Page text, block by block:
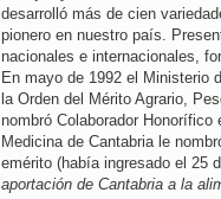
desarrolló más de cien
pionero en nuestro país.
nacionales e internacionales,
En mayo de 1992 el Ministerio
la Orden del Mérito Agrario,
nombró Colaborador
Medicina de Cantabria le
emérito (había ingresado el 25
aportación de Cantabria a la